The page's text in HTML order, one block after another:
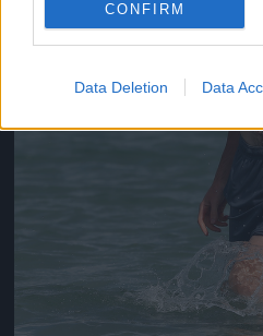
CONFIRM
Data Deletion Data